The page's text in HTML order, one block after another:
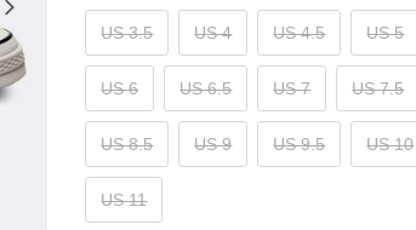
US 3.5 US 4 US 4.5 US 5
US 6 US 6.5 US 7 US 7.5
US 8.5 US 9 US 9.5 US 10
US 11